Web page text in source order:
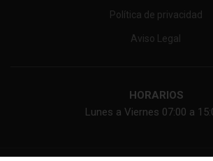
Política de privacidad
Aviso Legal
HORARIOS
Lunes a Viernes 07:00 a